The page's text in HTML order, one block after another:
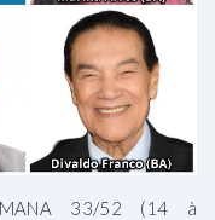
33/52 (14 à